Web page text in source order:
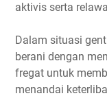
aktivis serta
Dalam situasi
berani dengan
fregat untuk
menandai